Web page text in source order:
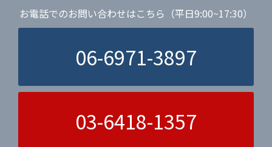
お電話でのお問い合わせはこちら（平日9:00~17:30）
06-6971-3897
03-6418-1357